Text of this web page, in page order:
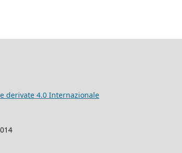
derivate 4.0 Internazionale